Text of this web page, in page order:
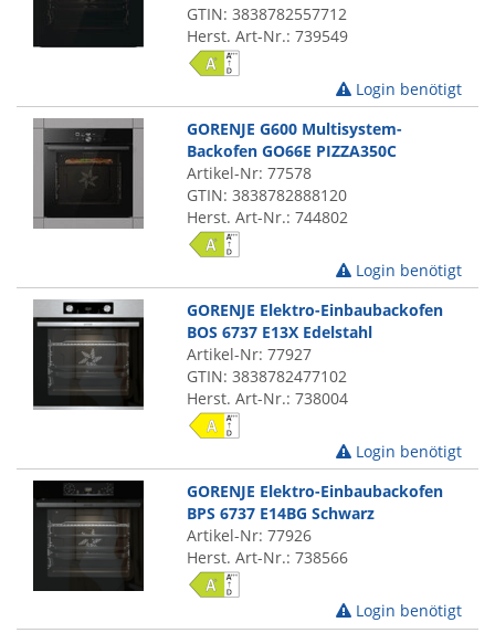
GTIN: 3838782557712
Herst. Art-Nr.: 739549
Login benötigt
GORENJE G600 Multisystem-
Backofen GO66E PIZZA350C
Artikel-Nr: 77578
GTIN: 3838782888120
Herst. Art-Nr.: 744802
Login benötigt
GORENJE Elektro-Einbaubackofen
BOS 6737 E13X Edelstahl
Artikel-Nr: 77927
GTIN: 3838782477102
Herst. Art-Nr.: 738004
Login benötigt
GORENJE Elektro-Einbaubackofen
BPS 6737 E14BG Schwarz
Artikel-Nr: 77926
Herst. Art-Nr.: 738566
Login benötigt